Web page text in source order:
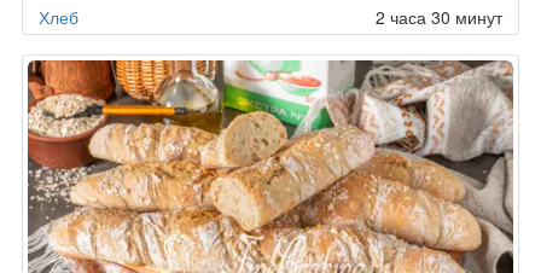
Хлеб 2 часа 30 минут